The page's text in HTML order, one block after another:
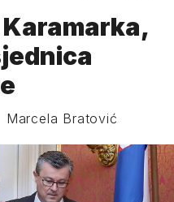
Marcela Bratović